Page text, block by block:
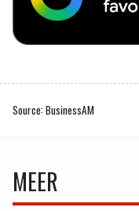
Source: BusinessAM
MEER